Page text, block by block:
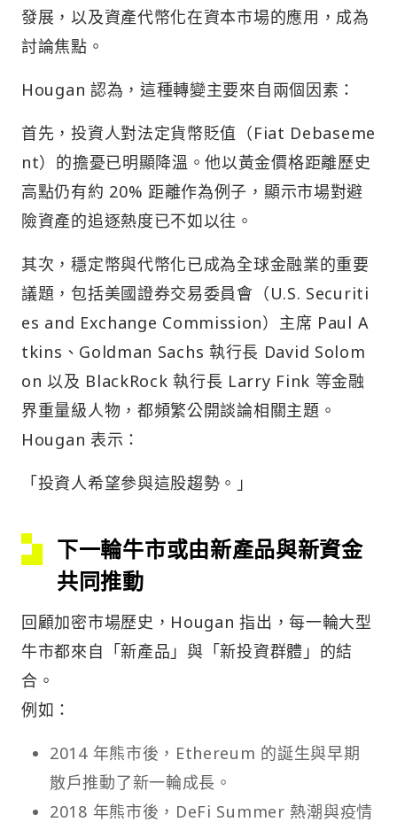
發展，以及資產代幣化在資本市場的應用，成為
討論焦點。
Hougan 認為，這種轉變主要來自兩個因素：
首先，投資人對法定貨幣貶值（Fiat Debaseme
nt）的擔憂已明顯降溫。他以黃金價格距離歷史
高點仍有約 20% 距離作為例子，顯示市場對避
險資產的追逐熱度已不如以往。
其次，穩定幣與代幣化已成為全球金融業的重要
議題，包括美國證券交易委員會（U.S. Securiti
es and Exchange Commission）主席 Paul A
tkins、Goldman Sachs 執行長 David Solom
on 以及 BlackRock 執行長 Larry Fink 等金融
界重量級人物，都頻繁公開談論相關主題。
Hougan 表示：
「投資人希望參與這股趨勢。」
下一輪牛市或由新產品與新資金
共同推動
回顧加密市場歷史，Hougan 指出，每一輪大型
牛市都來自「新產品」與「新投資群體」的結
合。
例如：
2014 年熊市後，Ethereum 的誕生與早期
散戶推動了新一輪成長。
2018 年熊市後，DeFi Summer 熱潮與疫情